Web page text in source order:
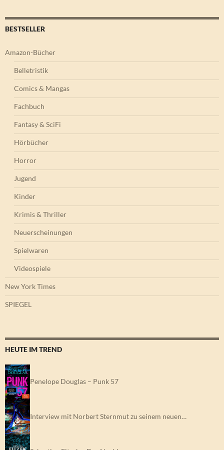
BESTSELLER
Amazon-Bücher
Belletristik
Comics & Mangas
Fachbuch
Fantasy & SciFi
Hörbücher
Horror
Jugend
Kinder
Krimis & Thriller
Neuerscheinungen
Spielwaren
Videospiele
New York Times
SPIEGEL
HEUTE IM TREND
Penelope Douglas – Punk 57
Interview mit Norbert Sternmut zu seinem neuen…